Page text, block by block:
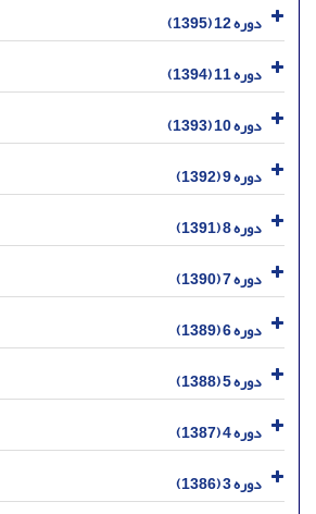
دوره 12 (1395)
دوره 11 (1394)
دوره 10 (1393)
دوره 9 (1392)
دوره 8 (1391)
دوره 7 (1390)
دوره 6 (1389)
دوره 5 (1388)
دوره 4 (1387)
دوره 3 (1386)